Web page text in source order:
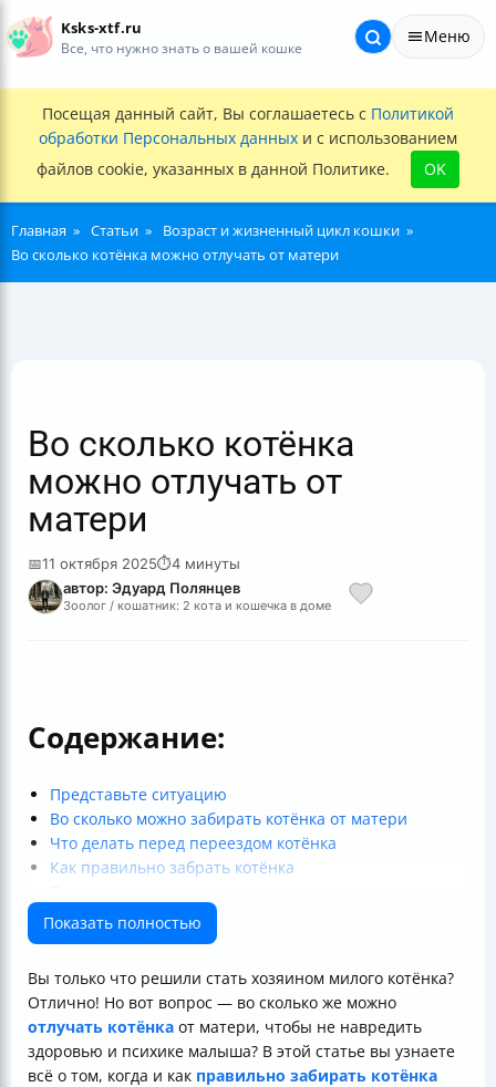
Ksks-xtf.ru
Все, что нужно знать о вашей кошке
Меню
Посещая данный сайт, Вы соглашаетесь с Политикой
обработки Персональных данных и с использованием
файлов cookie, указанных в данной Политике.
OK
Главная Статьи
Возраст и жизненный цикл кошки
Во сколько котёнка можно отлучать от матери
Во сколько котёнка
можно отлучать от
матери
📅11 октября 2025⏱4 минуты
автор: Эдуард Полянцев
Зоолог / кошатник: 2 кота и кошечка в доме
Содержание:
Представьте ситуацию
Во сколько можно забирать котёнка от матери
Что делать перед переездом котёнка
Как правильно забрать котёнка
Ветеринарный осмотр и вакцинация
Социализация котёнка
Таблица возраста и ключевых событий для котёнка
Подытожим
Полезные ссылки
Показать полностью
Вы только что решили стать хозяином милого котёнка?
Отлично! Но вот вопрос — во сколько же можно
отлучать котёнка от матери, чтобы не навредить
здоровью и психике малыша? В этой статье вы узнаете
всё о том, когда и как правильно забирать котёнка